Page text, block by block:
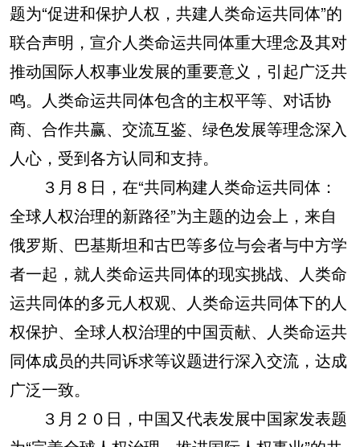
题为“促进和保护人权，共建人类命运共同体”的
联合声明，宣介人类命运共同体重大理念及其对
推动国际人权事业发展的重要意义，引起广泛共
鸣。人类命运共同体包含的主权平等、对话协
商、合作共赢、交流互鉴、绿色发展等理念深入
人心，受到各方认同和支持。
３月８日，在“共同构建人类命运共同体：
全球人权治理的新路径”为主题的边会上，来自
俄罗斯、巴基斯坦和古巴等多位与会者与中方学
者一起，就人类命运共同体的现实挑战、人类命
运共同体的多元人权观、人类命运共同体下的人
权保护、全球人权治理的中国贡献、人类命运共
同体成员的共同诉求等议题进行深入交流，达成
广泛一致。
３月２０日，中国又代表发展中国家发表题